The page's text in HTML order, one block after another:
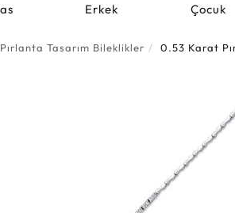
Erkek Çocuk
Pırlanta Tasarım Bileklikler 0.53 Karat